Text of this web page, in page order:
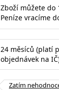
Zboží můžete do
Peníze vracíme
24 měsíců (platí
objednávek na
Zatím